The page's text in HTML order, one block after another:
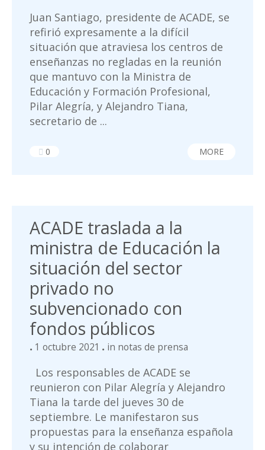
Juan Santiago, presidente de ACADE, se
refirió expresamente a la difícil
situación que atraviesa los centros de
enseñanzas no regladas en la reunión
que mantuvo con la Ministra de
Educación y Formación Profesional,
Pilar Alegría, y Alejandro Tiana,
secretario de ...
0 MORE
ACADE traslada a la
ministra de Educación la
situación del sector
privado no
subvencionado con
fondos públicos
1 octubre 2021 in notas de prensa
Los responsables de ACADE se
reunieron con Pilar Alegría y Alejandro
Tiana la tarde del jueves 30 de
septiembre. Le manifestaron sus
propuestas para la enseñanza española
y su intención de colaborar